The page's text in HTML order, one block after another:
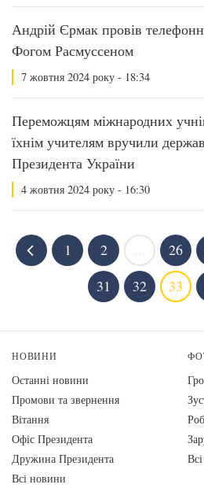
Андрій Єрмак провів
Фогом Расмуссеном
7 жовтня 2024 року - 18:34
Переможцям міжнародних
їхнім учителям вручили
Президента України
4 жовтня 2024 року - 16:30
1 2 26
31
32 33
НОВИНИ
Останні новини
Промови та звернення
Вiтання
Офіс Президента
Дружина Президента
Всі новини